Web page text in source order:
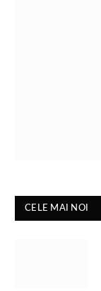
CELE MAI NOI